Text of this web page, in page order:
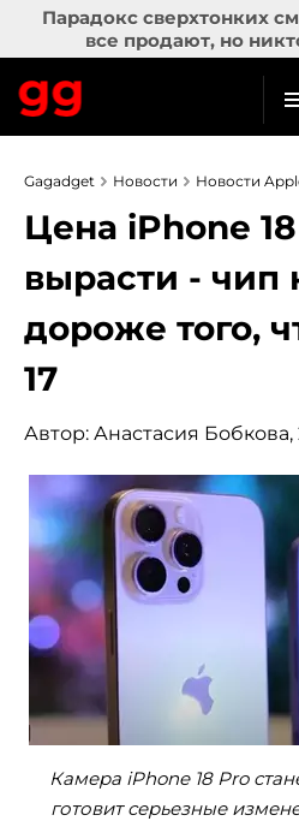
Парадокс сверхтонких
все продают, но
Gagadget Новости Новости
Цена iPhone
вырасти - чип
дороже того,
17
Автор: Анастасия Бобкова
Камера iPhone 18 Pro
готовит серьезные